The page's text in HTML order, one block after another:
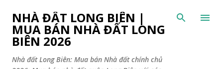
Chuyển đến nội dung chính
NHÀ ĐẤT LONG BIÊN |
MUA BÁN NHÀ ĐẤT LONG
BIÊN 2026
Nhà đất Long Biên: Mua bán Nhà đất chính chủ